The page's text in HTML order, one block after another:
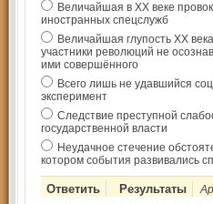
Величайшая в ХХ веке
иностранных спецслужб
Величайшая глупость ХХ
участники революций не
ими совершённого
Всего лишь не удавшийся
эксперимент
Следствие преступной
государственной власти
Неудачное стечение
котором события развивались